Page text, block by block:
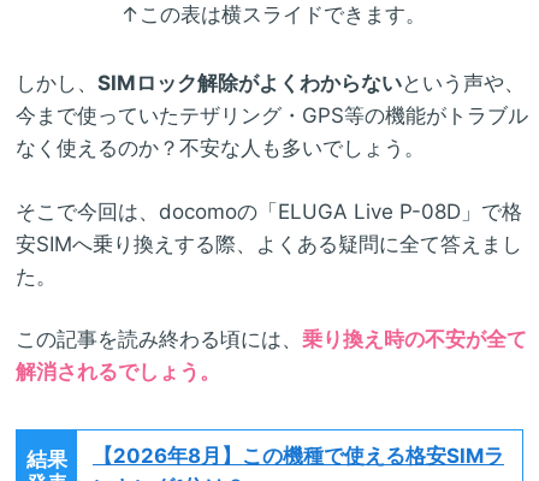
↑この表は横スライドできます。
しかし、 SIMロック解除がよくわからないという声や、
今まで使っていたテザリング・GPS等の機能がトラブル
なく使えるのか？不安な人も多いでしょう。
そこで今回は、docomoの「ELUGA Live P-08D」で格
安SIMへ乗り換えする際、よくある疑問に全て答えまし
た。
この記事を読み終わる頃には、 乗り換え時の不安が全て
解消されるでしょう。
結果
【2026年8月】 この機種で使える格安SIMラ